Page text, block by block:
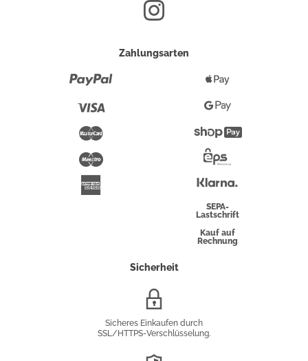
Zahlungsarten
Maestro
Pay
Google
Pay
Überweisung
SEPA-
Lastschrift
Kauf auf
Rechnung
Sicherheit
Sicheres Einkaufen durch
SSL/HTTPS-Verschlüsselung.